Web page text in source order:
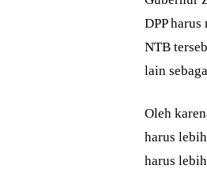
DPP
NTB
lain
Oleh
harus
harus